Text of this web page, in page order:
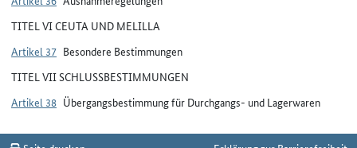
TITEL VI CEUTA UND MELILLA
Artikel 37 Besondere Bestimmungen
TITEL VII SCHLUSSBESTIMMUNGEN
Artikel 38 Übergangsbestimmung für Durchgangs- und Lagerwaren